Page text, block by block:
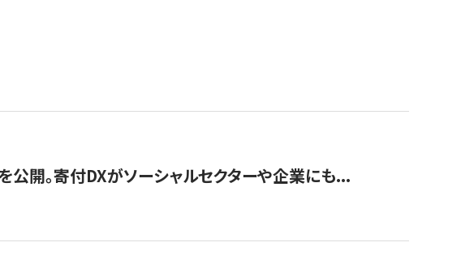
公開。寄付DXがソーシャルセクターや企業にも...